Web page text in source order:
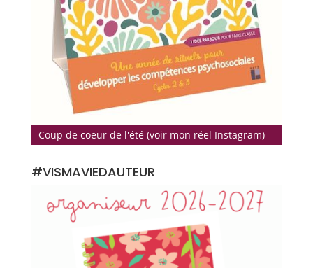
Coup de coeur de l'été (voir mon réel Instagram)
#VISMAVIEDAUTEUR